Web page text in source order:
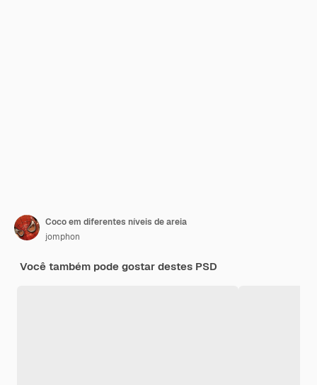
Coco em diferentes níveis de areia
jomphon
Você também pode gostar destes PSD